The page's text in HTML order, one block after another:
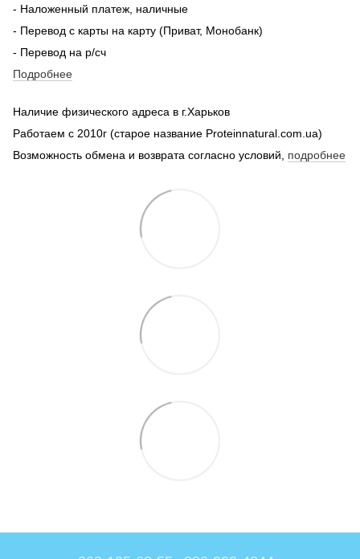
- Наложенный платеж, наличные
- Перевод с карты на карту (Приват, Монобанк)
- Перевод на р/сч
Подробнее
Наличие физического адреса в г.Харьков
Работаем с 2010г (старое название Proteinnatural.com.ua)
Возможность обмена и возврата согласно условий, подробнее